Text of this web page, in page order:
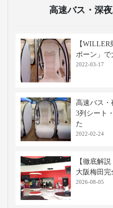
ます。
日本一の
望台から
なんばグランド花月
吉本興業
として、